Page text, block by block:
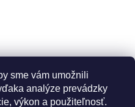
sme vám umožnili
analýze prevádzky
výkon a použiteľnosť.